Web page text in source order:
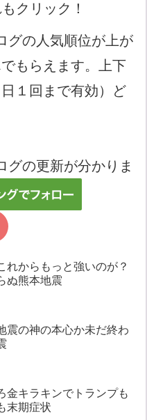
クリック！
グの人気順位が上が
もらえます。上下
１回まで有効）ど
グの更新が分かりま
れからもっと強いのが？
ぬ熊本地震
震の神の本心か未だ終わ
金キラキンでトランプも
末期症状